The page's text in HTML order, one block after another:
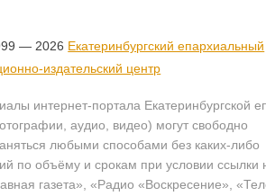
— 2026 Екатеринбургский епархиальный
издательский центр
интернет-портала Екатеринбургской
аудио, видео) могут свободно
любыми способами без каких-либо
по объёму и срокам при условии ссылки
газета», «Радио «Воскресение»,